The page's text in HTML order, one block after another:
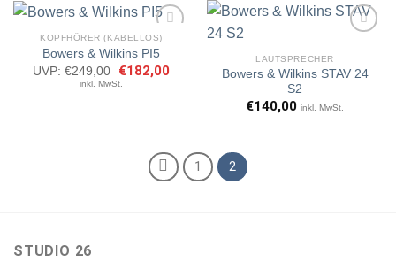
Artikel
KOPFHÖRER (KABELLOS)
Bowers & Wilkins PI5
UVP: €249,00
Ursprünglicher
Preis
€182,00Aktueller
inkl. MwSt.
Artikel
LAUTSPRECHER
Bowers & Wilkins STAV 24
S2
€140,00 inkl. MwSt.
1 2
STUDIO 26